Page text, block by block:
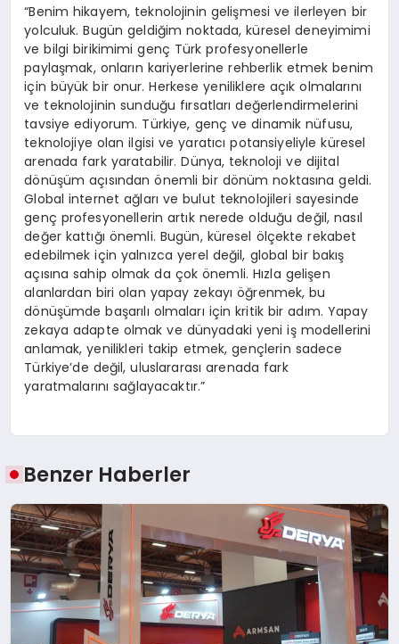
“Benim hikayem, teknolojinin gelişmesi ve ilerleyen bir
yolculuk. Bugün geldiğim noktada, küresel deneyimimi
ve bilgi birikimimi genç Türk profesyonellerle
paylaşmak, onların kariyerlerine rehberlik etmek benim
için büyük bir onur. Herkese yeniliklere açık olmalarını
ve teknolojinin sunduğu fırsatları değerlendirmelerini
tavsiye ediyorum. Türkiye, genç ve dinamik nüfusu,
teknolojiye olan ilgisi ve yaratıcı potansiyeliyle küresel
arenada fark yaratabilir. Dünya, teknoloji ve dijital
dönüşüm açısından önemli bir dönüm noktasına geldi.
Global internet ağları ve bulut teknolojileri sayesinde
genç profesyonellerin artık nerede olduğu değil, nasıl
değer kattığı önemli. Bugün, küresel ölçekte rekabet
edebilmek için yalnızca yerel değil, global bir bakış
açısına sahip olmak da çok önemli. Hızla gelişen
alanlardan biri olan yapay zekayı öğrenmek, bu
dönüşümde başarılı olmaları için kritik bir adım. Yapay
zekaya adapte olmak ve dünyadaki yeni iş modellerini
anlamak, yenilikleri takip etmek, gençlerin sadece
Türkiye’de değil, uluslararası arenada fark
yaratmalarını sağlayacaktır.”
Benzer Haberler